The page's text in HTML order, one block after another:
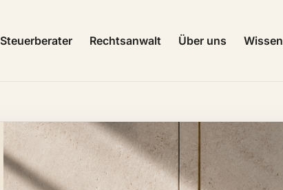
Steuerberater Rechtsanwalt Über uns Wissen